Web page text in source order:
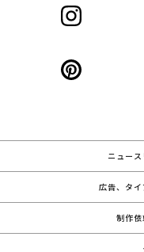
ニュー
広告、タ
制作